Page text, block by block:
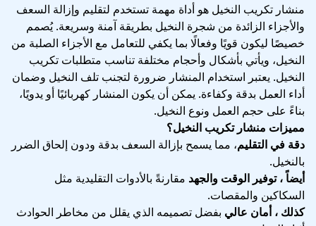
منشار تكريب النخيل هو أداة مهمة تستخدم لتقليم وإزالة السعف
والأجزاء الزائدة من شجرة النخيل بطريقة آمنة وسريعة. يُصمم
خصيصًا ليكون قويًا وفعالًا بما يكفي للتعامل مع الأجزاء الصلبة من
النخيل، ويأتي بأشكال وأحجام مختلفة تناسب متطلبات تكريب
النخيل. يعتبر استخدام المنشار ضرورة لتجنب تلف النخيل وضمان
أداء العمل بدقة وكفاءة. يمكن أن يكون المنشار كهربائيًا أو يدويًا،
بناءً على حجم العمل ونوع النخيل.
مميزات منشار تكريب النخيل؟
دقة في التقليم، مما يسمح بإزالة السعف بدقة ودون إلحاق الضرر
بالنخيل.
أيضاً ، توفير الوقت والجهد مقارنةً بالأدوات التقليدية مثل
السكاكين والمقصات.
كذلك ، أمان عالي بفضل تصميمه الذي يقلل من مخاطر الحوادث